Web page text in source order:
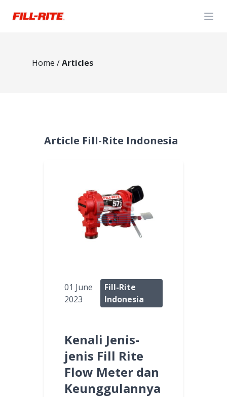
Home /Articles
Article Fill-Rite Indonesia
01 June
2023
Fill-Rite
Indonesia
Kenali Jenis-
jenis Fill Rite
Flow Meter dan
Keunggulannya